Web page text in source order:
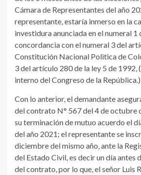
Cámara de Representantes del año
representante, estaría inmerso en la
investidura anunciada en el numeral
concordancia con el numeral 3 del
Constitución Nacional Politica de
3 del artículo 280 de la ley 5 de 1992,
interno del Congreso de la República.)
Con lo anterior, el demandante
del contrato N° 567 del 4 de octubre
su terminación de mutuo acuerdo el
del año 2021; el representante se
diciembre del mismo año, ante la
del Estado Civil, es decir un día antes
del contrato, por lo que, el señor Luis